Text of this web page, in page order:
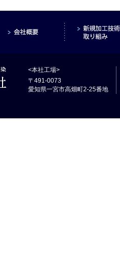
<本社工場>
〒491-0073
愛知県一宮市高畑町2-25番地